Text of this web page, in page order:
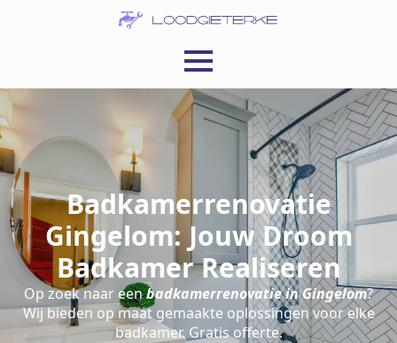
Badkamerrenovatie
Gingelom: Jouw Droom
Badkamer Realiseren
Op zoek naar eenbadkamerrenovatie in Gingelom?
Wij bieden op maat gemaakte oplossingen voor elke
badkamer. Gratis offerte.